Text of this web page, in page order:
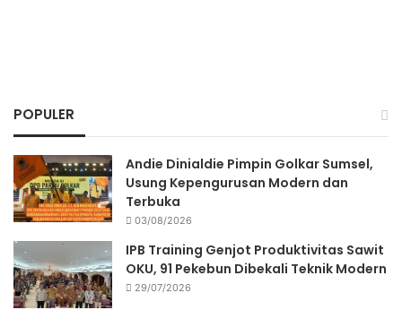
POPULER
Andie Dinialdie Pimpin Golkar Sumsel,
Usung Kepengurusan Modern dan
Terbuka
03/08/2026
IPB Training Genjot Produktivitas Sawit
OKU, 91 Pekebun Dibekali Teknik Modern
29/07/2026